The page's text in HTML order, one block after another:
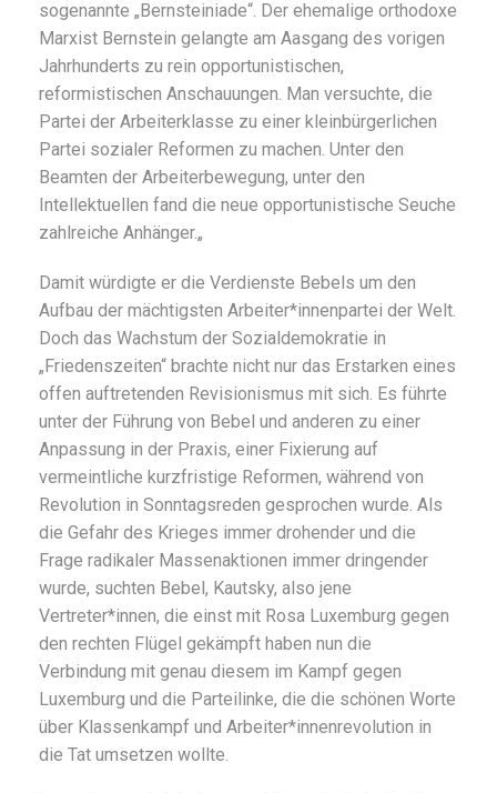
sogenannte „Bernsteiniade“. Der ehemalige orthodoxe
Marxist Bernstein gelangte am Aasgang des vorigen
Jahrhunderts zu rein opportunistischen,
reformistischen Anschauungen. Man versuchte, die
Partei der Arbeiterklasse zu einer kleinbürgerlichen
Partei sozialer Reformen zu machen. Unter den
Beamten der Arbeiterbewegung, unter den
Intellektuellen fand die neue opportunistische Seuche
zahlreiche Anhänger.„
Damit würdigte er die Verdienste Bebels um den
Aufbau der mächtigsten Arbeiter*innenpartei der Welt.
Doch das Wachstum der Sozialdemokratie in
„Friedenszeiten“ brachte nicht nur das Erstarken eines
offen auftretenden Revisionismus mit sich. Es führte
unter der Führung von Bebel und anderen zu einer
Anpassung in der Praxis, einer Fixierung auf
vermeintliche kurzfristige Reformen, während von
Revolution in Sonntagsreden gesprochen wurde. Als
die Gefahr des Krieges immer drohender und die
Frage radikaler Massenaktionen immer dringender
wurde, suchten Bebel, Kautsky, also jene
Vertreter*innen, die einst mit Rosa Luxemburg gegen
den rechten Flügel gekämpft haben nun die
Verbindung mit genau diesem im Kampf gegen
Luxemburg und die Parteilinke, die die schönen Worte
über Klassenkampf und Arbeiter*innenrevolution in
die Tat umsetzen wollte.